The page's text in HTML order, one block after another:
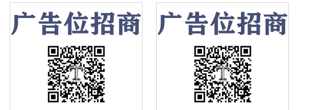
2025-02-06
2025-02-04